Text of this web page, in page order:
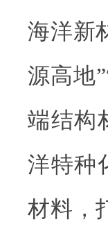
海洋新
源高地
端结构
洋特种
材料，